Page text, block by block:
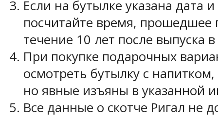
Если на бутылке указана дата
посчитайте время, прошедшее
течение 10 лет после выпуска
При покупке подарочных
осмотреть бутылку с
но явные изъяны в указанной
Все данные о скотче Ригал не